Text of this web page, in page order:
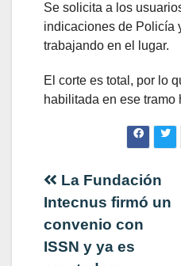
Se solicita a los
indicaciones de Policía
trabajando en el lugar.
El corte es total, por lo
habilitada en ese tramo
de
La Fundación
Intecnus firmó un
convenio con
ISSN y ya es